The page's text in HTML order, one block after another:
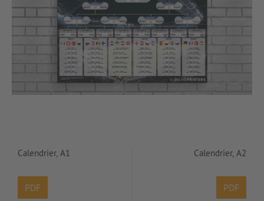
Calendrier, A1
PDF
Calendrier, A2
PDF